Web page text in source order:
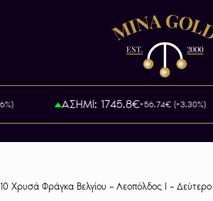
ΑΣΗΜΙ: 1745.8€+56.74€ (+3.30%)
10 Χρυσά Φράγκα Βελγίου – Λεοπόλδος Ι –